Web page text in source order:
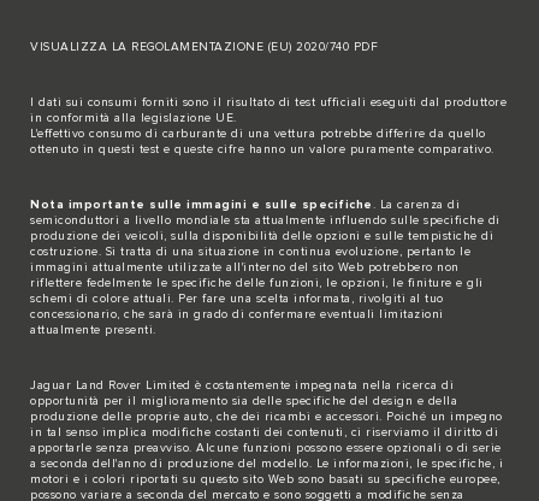
VISUALIZZA LA REGOLAMENTAZIONE (EU) 2020/740 PDF
I dati sui consumi forniti sono il risultato di test ufficiali eseguiti dal produttore
in conformità alla legislazione UE.
L'effettivo consumo di carburante di una vettura potrebbe differire da quello
ottenuto in questi test e queste cifre hanno un valore puramente comparativo.
Nota importante sulle immagini e sulle specifiche . La carenza di
semiconduttori a livello mondiale sta attualmente influendo sulle specifiche di
produzione dei veicoli, sulla disponibilità delle opzioni e sulle tempistiche di
costruzione. Si tratta di una situazione in continua evoluzione, pertanto le
immagini attualmente utilizzate all'interno del sito Web potrebbero non
riflettere fedelmente le specifiche delle funzioni, le opzioni, le finiture e gli
schemi di colore attuali. Per fare una scelta informata, rivolgiti al tuo
concessionario, che sarà in grado di confermare eventuali limitazioni
attualmente presenti.
Jaguar Land Rover Limited è costantemente impegnata nella ricerca di
opportunità per il miglioramento sia delle specifiche del design e della
produzione delle proprie auto, che dei ricambi e accessori. Poiché un impegno
in tal senso implica modifiche costanti dei contenuti, ci riserviamo il diritto di
apportarle senza preavviso. Alcune funzioni possono essere opzionali o di serie
a seconda dell'anno di produzione del modello. Le informazioni, le specifiche, i
motori e i colori riportati su questo sito Web sono basati su specifiche europee,
possono variare a seconda del mercato e sono soggetti a modifiche senza